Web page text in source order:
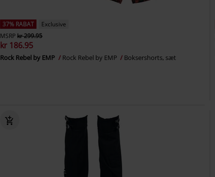
37% RABAT
Exclusive
MSRPkr 299.95
kr 186.95
Rock Rebel by EMP Rock Rebel by EMP Boksershorts, sæt